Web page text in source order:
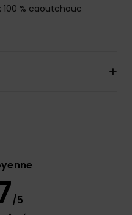
% caoutchouc
/5